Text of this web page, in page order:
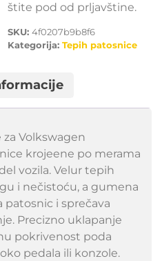
štite pod od prljavštine.
SKU: 4f0207b9b8f6
Kategorija: Tepih patosnice
Volkswagen
krojeene po merama
vozila. Velur tepih
i nečistoću, a gumena
patosnic i sprečava
Precizno uklapanje
pokrivenost poda
pedala ili konzole.